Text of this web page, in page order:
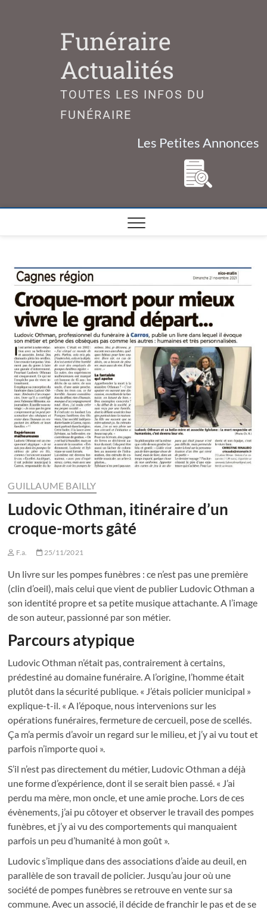
Funéraire
Actualités
TOUTES LES INFOS DU
FUNÉRAIRE
Les Petites Annonces
GUILLAUME BAILLY
Ludovic Othman, itinéraire d’un
croque-morts gâté
F.a. 25/11/2021
Un livre sur les pompes funèbres : ce n’est pas une première
(clin d’oeil), mais celui que vient de publier Ludovic Othman a
son identité propre et sa petite musique attachante. A l’image
de son auteur, passionné par son métier.
Parcours atypique
Ludovic Othman n’était pas, contrairement à certains,
prédestiné au domaine funéraire. A l’origine, l’homme était
plutôt dans la sécurité publique. « J’étais policier municipal »
explique-t-il. « A l’époque, nous intervenions sur les
opérations funéraires, fermeture de cercueil, pose de scellés.
Ça m’a permis d’avoir un regard sur le milieu, et j’y ai vu tout et
parfois n’importe quoi ».
S’il n’est pas directement du métier, Ludovic Othman a déjà
une forme d’expérience, dont il se serait bien passé. « J’ai
perdu ma mère, mon oncle, et une amie proche. Lors de ces
évènements, j’ai pu côtoyer et observer le travail des pompes
funèbres, et j’y ai vu des comportements qui manquaient
parfois un peu d’humanité à mon goût ».
Ludovic s’implique dans des associations d’aide au deuil, en
parallèle de son travail de policier. Jusqu’au jour où une
société de pompes funèbres se retrouve en vente sur sa
commune. Avec un associé, il décide de franchir le pas et de se